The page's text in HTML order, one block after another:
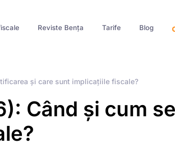
Reviste Bența Tarife Blog
și care sunt implicațiile fiscale?
Când și cum